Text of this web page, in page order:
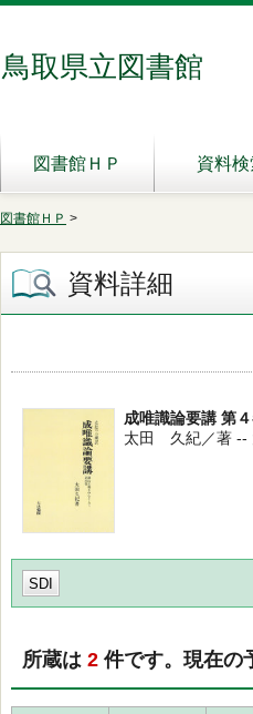
鳥取県立図書館
図書館ＨＰ 資料検
図書館ＨＰ >
資料詳細
成唯識論要講 第
太田 久紀／著 --
SDI
所蔵は 2 件です。現在の